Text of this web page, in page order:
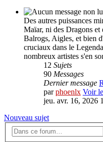
Des autres puissances
Maïar, ni des Dragons et
Balrogs, Aigles, et bien
cruciaux dans le
nombreux artistes s'en
12 Sujets
90 Messages
Dernier message
parphoenlx Voir
jeu. avr. 16, 2026
Nouveau sujet